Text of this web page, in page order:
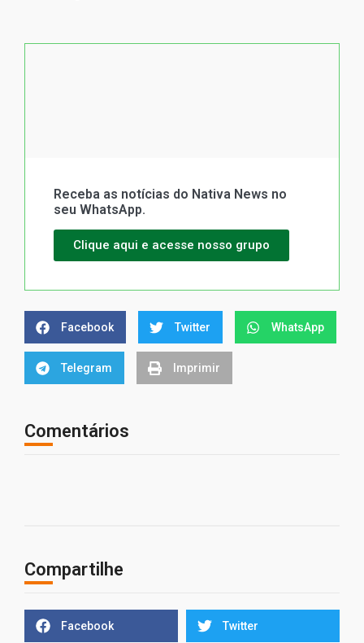
Receba as notícias do Nativa News no
seu WhatsApp.
Clique aqui e acesse nosso grupo
Facebook Twitter WhatsApp
Telegram Imprimir
Comentários
Compartilhe
Facebook Twitter